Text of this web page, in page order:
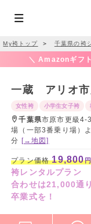
My袴トップ ＞ 千葉県の袴
＼ Amazonギフ
一蔵 アリオ市
女性袴 小学生女子袴
千葉県市原市更級4-
場（一部3番乗り場）
分 [→地図]
プラン価格19,800
袴レンタルプラン
合わせは21,000通
卒業式を！